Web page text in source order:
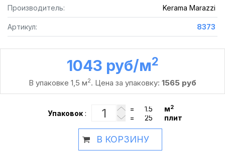
Производитель: Kerama Marazzi
Артикул: 8373
1043 руб /м2
В упаковке 1,5 м2. Цена за упаковку: 1565 руб
Упаковок :
= м2
= плит
В КОРЗИНУ